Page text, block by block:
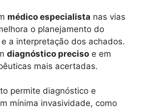
médico especialista nas vias
o planejamento do
a interpretação dos achados.
diagnóstico preciso e em
mais acertadas.
permite diagnóstico e
mínima invasividade, como